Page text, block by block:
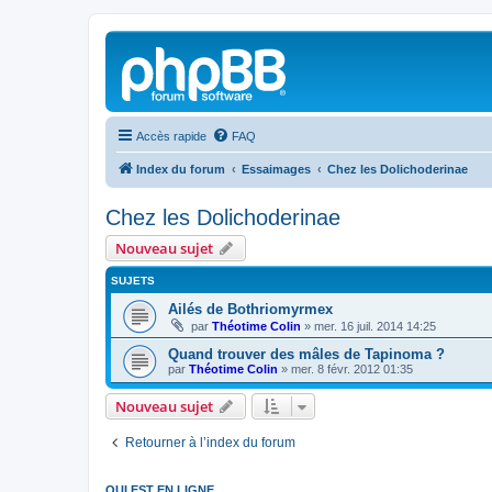
Accès rapide FAQ
Index du forum Essaimages Chez les Dolichoderinae
Chez les Dolichoderinae
Nouveau sujet
SUJETS
Ailés de Bothriomyrmex
par Théotime Colin » mer. 16 juil. 2014 14:25
Quand trouver des mâles de Tapinoma ?
par Théotime Colin » mer. 8 févr. 2012 01:35
Nouveau sujet
Retourner à l’index du forum